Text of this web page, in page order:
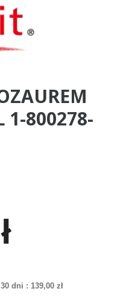
1-800278-
dni : 139,00 zł